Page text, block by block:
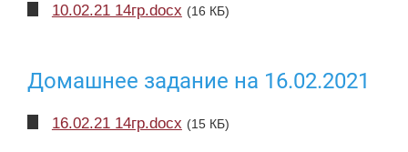
10.02.21 14гр.docx (16 КБ)
Домашнее задание на 16.02.2021
16.02.21 14гр.docx (15 КБ)